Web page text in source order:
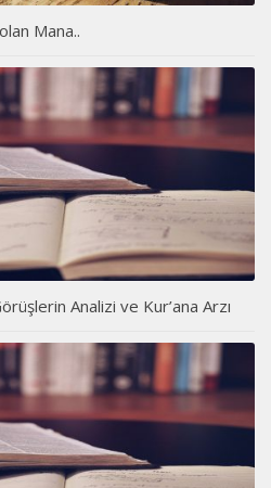
Mana..
Analizi ve Kur’ana Arzı